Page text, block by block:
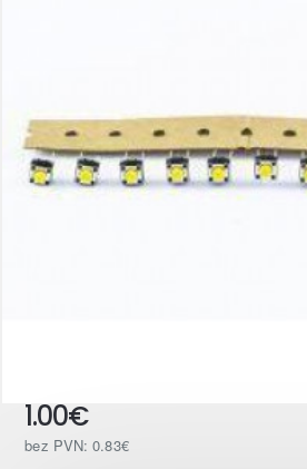
1.00€
bez PVN: 0.83€